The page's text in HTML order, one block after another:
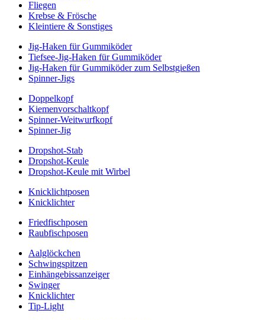
Fliegen
Krebse & Frösche
Kleintiere & Sonstiges
Jig-Haken für Gummiköder
Tiefsee-Jig-Haken für Gummiköder
Jig-Haken für Gummiköder zum Selbstgießen
Spinner-Jigs
Doppelkopf
Kiemenvorschaltkopf
Spinner-Weitwurfkopf
Spinner-Jig
Dropshot-Stab
Dropshot-Keule
Dropshot-Keule mit Wirbel
Knicklichtposen
Knicklichter
Friedfischposen
Raubfischposen
Aalglöckchen
Schwingspitzen
Einhängebissanzeiger
Swinger
Knicklichter
Tip-Light